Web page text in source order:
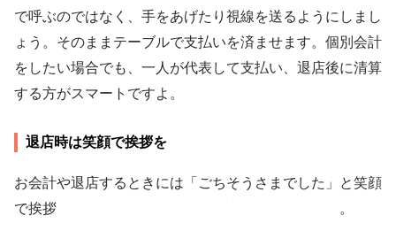
で呼ぶのではなく、手をあげたり視線を送るようにしまし
ょう。そのままテーブルで支払いを済ませます。個別会計
をしたい場合でも、一人が代表して支払い、退店後に清算
する方がスマートですよ。
退店時は笑顔で挨拶を
お会計や退店するときには「ごちそうさまでした」と笑顔
で挨拶し、お互いに気持ちよく食事を終えましょう。